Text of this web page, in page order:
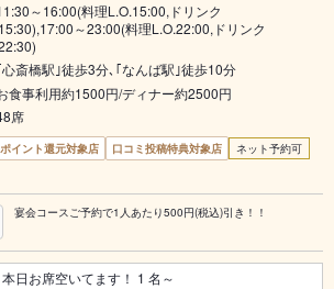
～16:00(料理L.O.15:00,ドリンク
～23:00(料理L.O.22:00,ドリンク
心斎橋駅｣徒歩3分､｢なんば駅｣徒歩10分
食事利用約1500円/ディナー約2500円
席
イント還元対象店 口コミ投稿特典対象店
ネット予約可
宴会コースご予約で1人あたり500円(税込)引き！！
本日お席空いてます！ 1 名～